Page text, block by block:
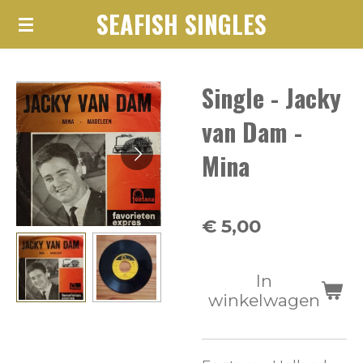
Ga
de
hoofdinhoud
SEAFISH SINGLES
Single - Jacky
van Dam -
Mina
€ 5,00
In
winkelwagen